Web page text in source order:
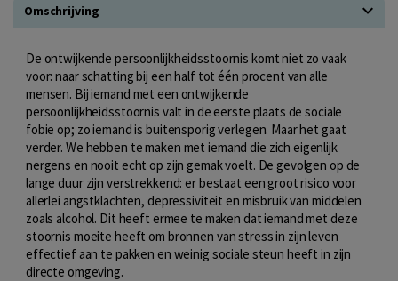
Omschrijving
De ontwijkende persoonlijkheidsstoornis komt niet zo vaak
voor: naar schatting bij een half tot één procent van alle
mensen. Bij iemand met een ontwijkende
persoonlijkheidsstoornis valt in de eerste plaats de sociale
fobie op; zo iemand is buitensporig verlegen. Maar het gaat
verder. We hebben te maken met iemand die zich eigenlijk
nergens en nooit echt op zijn gemak voelt. De gevolgen op de
lange duur zijn verstrekkend: er bestaat een groot risico voor
allerlei angstklachten, depressiviteit en misbruik van middelen
zoals alcohol. Dit heeft ermee te maken dat iemand met deze
stoornis moeite heeft om bronnen van stress in zijn leven
effectief aan te pakken en weinig sociale steun heeft in zijn
directe omgeving.